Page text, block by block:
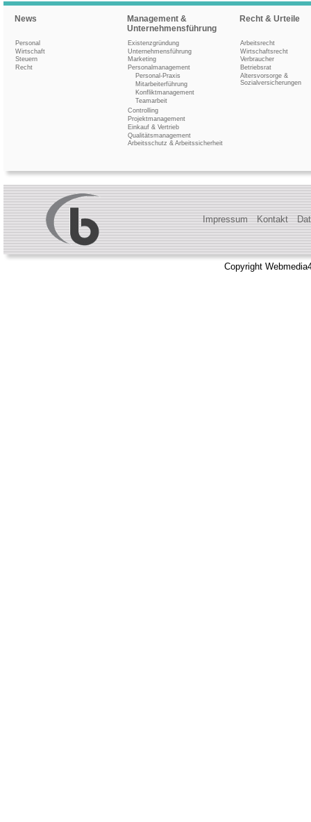
News
Personal
Wirtschaft
Steuern
Recht
Management &
Unternehmensführung
Existenzgründung
Unternehmensführung
Marketing
Personalmanagement
Personal-Praxis
Mitarbeiterführung
Konfliktmanagement
Teamarbeit
Controlling
Projektmanagement
Einkauf & Vertrieb
Qualitätsmanagement
Arbeitsschutz & Arbeitssicherheit
Recht & Urteile
Arbeitsrecht
Wirtschaftsrecht
Verbraucher
Betriebsrat
Altersvorsorge &
Sozialversicherungen
Impressum Kontakt
Copyright